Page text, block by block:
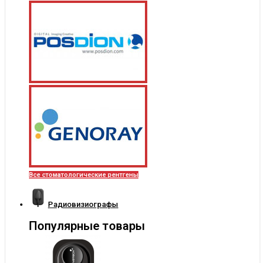
Все стоматологические рентгены
Радиовизиографы
Популярные товары